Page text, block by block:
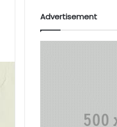
Advertisement